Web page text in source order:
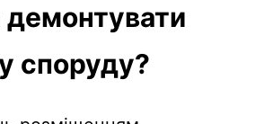
споруду?